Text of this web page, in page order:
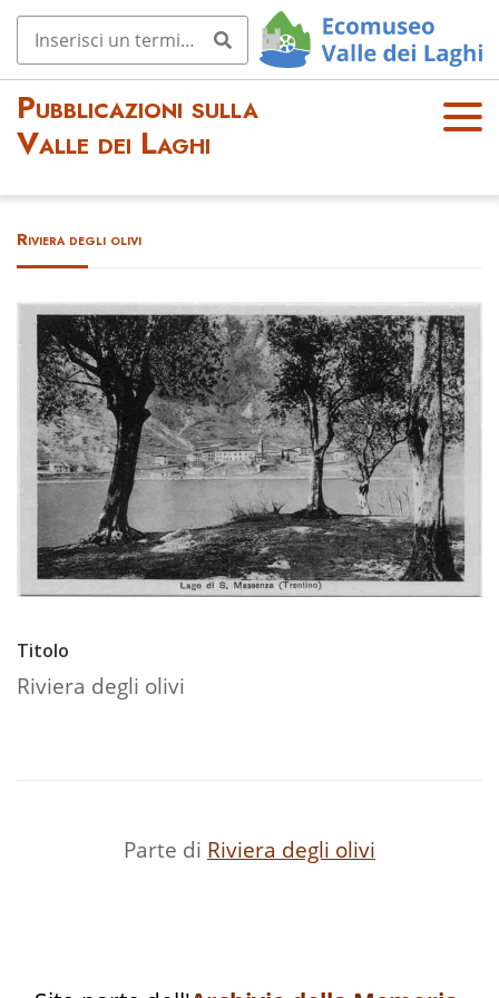
Pubblicazioni sulla
Valle dei Laghi
OPE
Riviera degli olivi
Titolo
Riviera degli olivi
Parte di Riviera degli olivi